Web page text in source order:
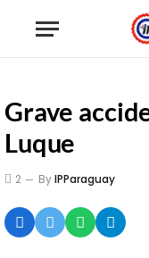
Grave
Luque
2 ByIPParaguay